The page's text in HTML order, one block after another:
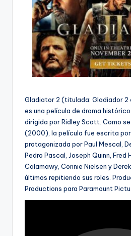
Gladiator 2 (titulada: Gladiador 2
es una película de drama
dirigida por Ridley Scott. Como
(2000), la película fue escrita
protagonizada por Paul Mescal,
Pedro Pascal, Joseph Quinn, Fred
Calamawy, Connie Nielsen y
últimos repitiendo sus roles.
Productions para Paramount